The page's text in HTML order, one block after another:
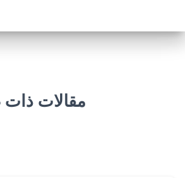
مقالات